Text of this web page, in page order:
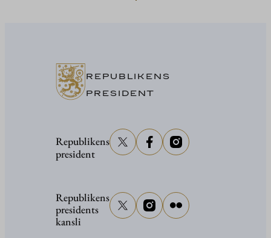
REPUBLIKENS
PRESIDENT
Republikens
president
Republikens
presidents
kansli